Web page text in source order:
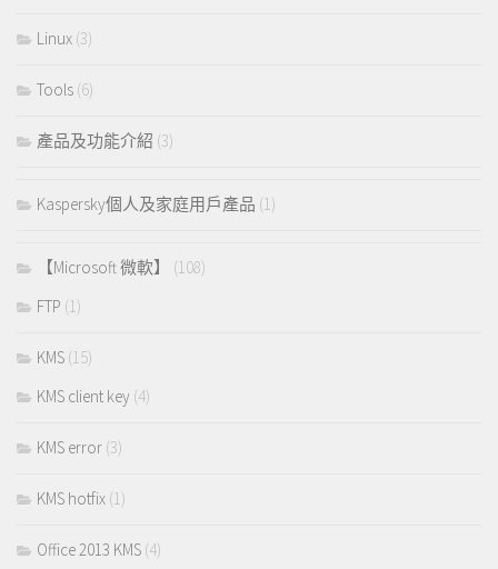
Linux (3)
Tools (6)
產品及功能介紹 (3)
Kaspersky個人及家庭用戶產品 (1)
【Microsoft 微軟】
(108)
FTP (1)
KMS (15)
KMS client key (4)
KMS error (3)
KMS hotfix (1)
Office 2013 KMS (4)